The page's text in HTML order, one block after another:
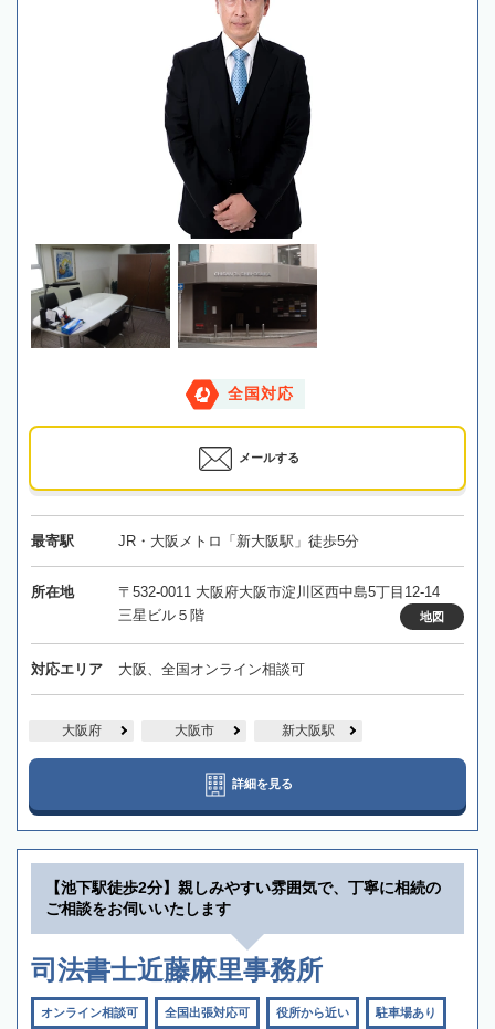
全国対応
メールする
最寄駅 JR・大阪メトロ「新大阪駅」徒歩5分
所在地
〒532-0011 大阪府大阪市淀川区西中島5丁目12-14
三星ビル５階
地図
対応エリア 大阪、全国オンライン相談可
大阪府 大阪市 新大阪駅
詳細を見る
【池下駅徒歩2分】親しみやすい雰囲気で、丁寧に相続の
ご相談をお伺いいたします
司法書士近藤麻里事務所
オンライン相談可 全国出張対応可 役所から近い 駐車場あり